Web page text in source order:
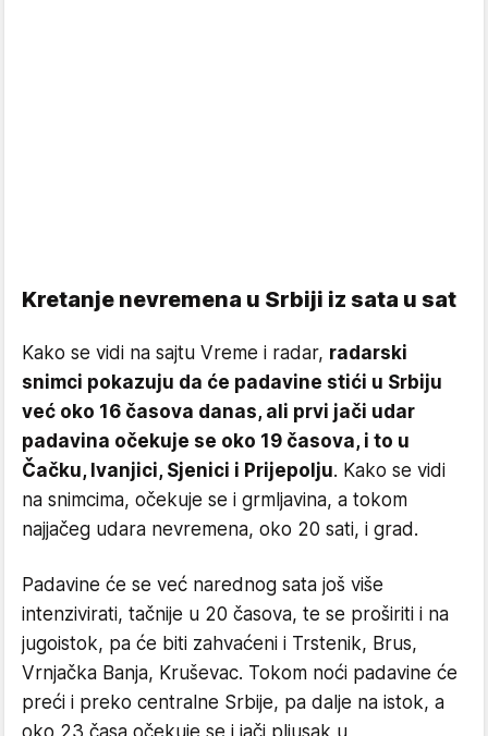
Kretanje nevremena u Srbiji iz sata u sat
Kako se vidi na sajtu Vreme i radar, radarski
snimci pokazuju da će padavine stići u Srbiju
već oko 16 časova danas, ali prvi jači udar
padavina očekuje se oko 19 časova, i to u
Čačku, Ivanjici, Sjenici i Prijepolju. Kako se vidi
na snimcima, očekuje se i grmljavina, a tokom
najjačeg udara nevremena, oko 20 sati, i grad.
Padavine će se već narednog sata još više
intenzivirati, tačnije u 20 časova, te se proširiti i na
jugoistok, pa će biti zahvaćeni i Trstenik, Brus,
Vrnjačka Banja, Kruševac. Tokom noći padavine će
preći i preko centralne Srbije, pa dalje na istok, a
oko 23 časa očekuje se i jači pljusak u